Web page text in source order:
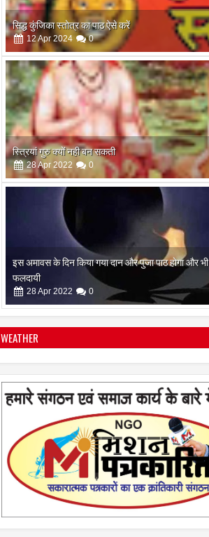
स्त्रियां गुरु क्यों नही बन सकती
28Apr 2022 0
इस अमावस के दिन किया गया दान और पुजा पाठ होगा और भी
फलदायी
28 Apr 2022 0
रामनवमी के दिन गायत्री महायज्ञ व सामुहिक पूर्णाहुति सम्पन्न
10Apr 2022 0
सिद्ध कुंजिका स्तोत्र का पाठ ऐसे करें
2024 0
WEATHER